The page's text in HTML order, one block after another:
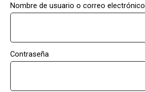
Nombre de usuario o correo electrónico
Contraseña